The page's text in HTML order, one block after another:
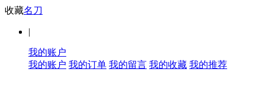
收藏名刀
|
我的账户
我的账户 我的订单 我的留言 我的收藏 我的推荐